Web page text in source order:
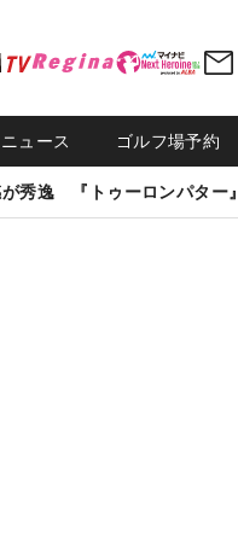
ュース ゴルフ場予約
秀逸 『トゥーロンパター』